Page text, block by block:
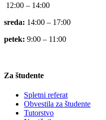
12:00 – 14:00
sreda: 14:00 – 17:00
petek: 9:00 – 11:00
Za študente
Spletni referat
Obvestila za študente
Tutorstvo